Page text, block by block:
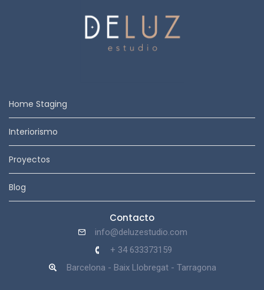
Home Staging
Interiorismo
Proyectos
Blog
Contacto
info@deluzestudio.com
+ 34 633373159
Barcelona - Baix Llobregat - Tarragona